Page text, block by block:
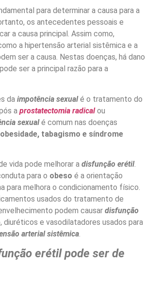
para determinar a causa para a
os antecedentes pessoais e
a causa principal. Assim como,
a hipertensão arterial sistêmica e a
ser a causa. Nestas doenças, há dano
ser a principal razão para a
da impotência sexualé o tratamento do
a prostatectomia radical ou
sexualé comum nas doenças
obesidade, tabagismo e síndrome
vida pode melhorar a disfunção erétil.
para o obeso é a orientação
para melhora o condicionamento físico.
usados do tratamento de
podem causar disfunção
diuréticos e vasodilatadores usados para
arterial sistêmica.
erétil pode ser de